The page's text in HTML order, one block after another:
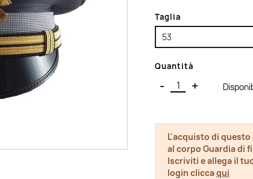
Taglia
Quantità
- +
L'acquisto di
al corpo Guardia di
Iscriviti e allega il
login cliccaqui